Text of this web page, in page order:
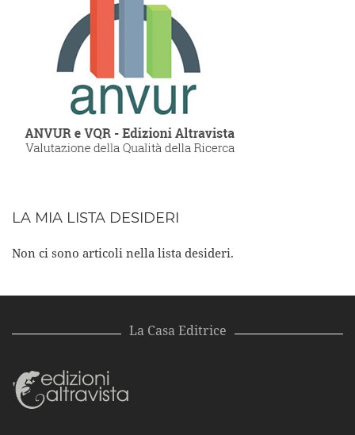
LA MIA LISTA DESIDERI
Non ci sono articoli nella lista desideri.
La Casa Editrice